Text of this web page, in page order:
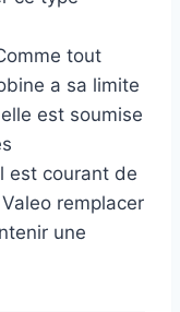
tout
a sa limite
est soumise
est courant de
remplacer
une